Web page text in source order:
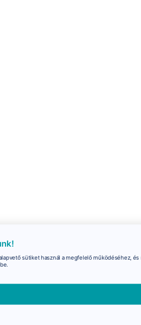
sütiket használ a megfelelő működéséhez,